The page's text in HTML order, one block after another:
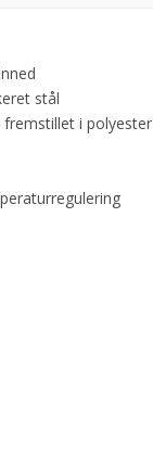
stål
fremstillet i polyester